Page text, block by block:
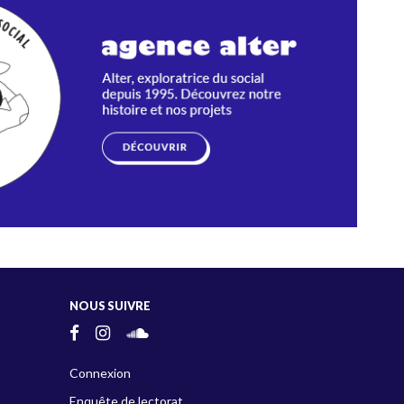
NOUS SUIVRE
Connexion
Enquête de lectorat